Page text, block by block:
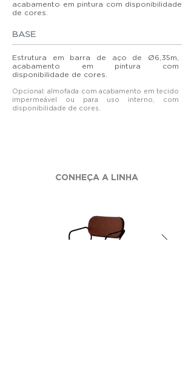
acabamento em pintura com disponibilidade
de cores.
BASE
Estrutura em barra de aço de Ø6,35m,
acabamento em pintura com
disponibilidade de cores.
Opcional: almofada com acabamento em tecido
impermeável ou para uso interno, com
disponibilidade de cores.
CONHEÇA A LINHA